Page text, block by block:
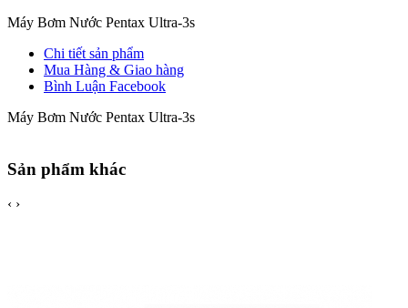
Máy Bơm Nước Pentax Ultra-3s
Chi tiết sản phẩm
Mua Hàng & Giao hàng
Bình Luận Facebook
Máy Bơm Nước Pentax Ultra-3s
Sản phẩm khác
‹ ›